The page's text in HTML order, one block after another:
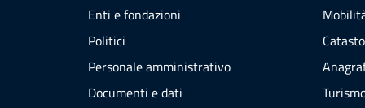
Enti e fondazioni
Politici
Personale amministrativo
Documenti e dati